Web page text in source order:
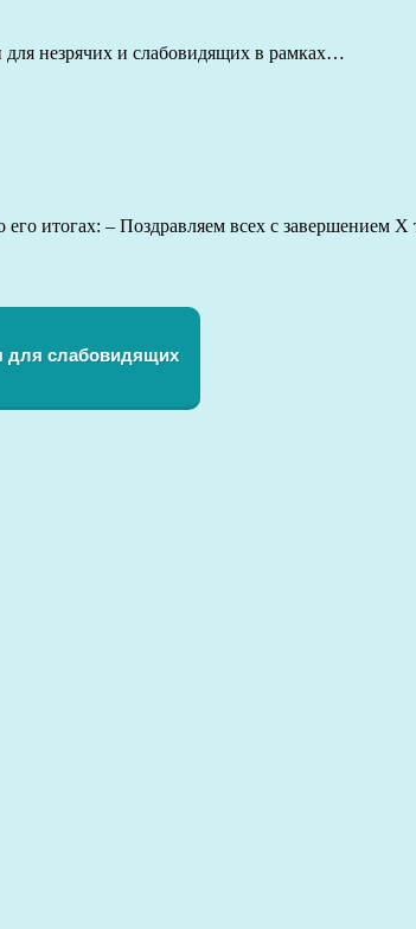
для незрячих и слабовидящих в рамках…
итогах: – Поздравляем всех с завершением
для слабовидящих